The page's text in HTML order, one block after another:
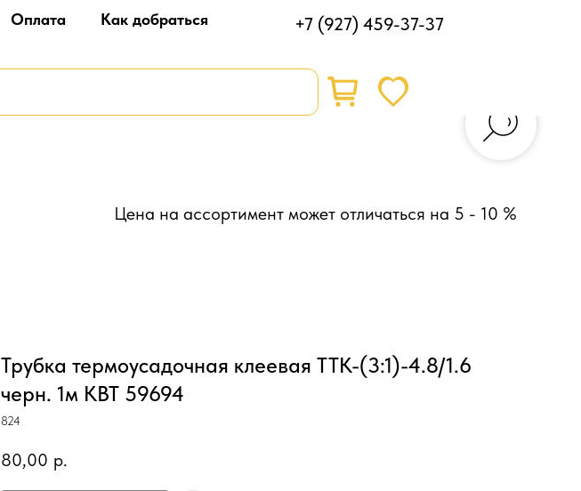
+7 (927) 459-37-37
Оплата Как добраться
Цена на ассортимент может отличаться на 5 - 10 %
Трубка термоусадочная клеевая ТТК-(3:1)-4.8/1.6
черн. 1м КВТ 59694
824
80,00 р.